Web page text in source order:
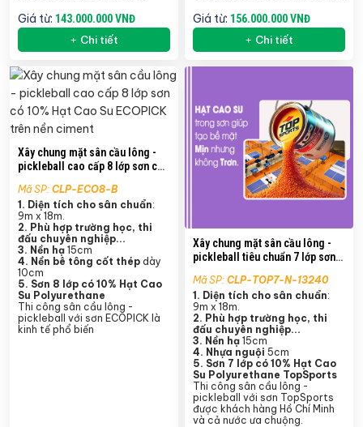
Giá từ: 143.000.000 VNĐ
Chi tiết
Giá từ: 156.000.000 VNĐ
Chi tiết
Xây chung mặt sân cầu lông -
pickleball cao cấp 8 lớp sơn có
nền ciment
Mã SP: CLP-ECO8-B
1. Diện tích cho sân chuẩn:
9m x 18m.
2. Phù hợp trường học, thi
đấu chuyên nghiệp...
3. Nền hạ 15cm
4. Nền bê tông cốt thép dày
10cm
5. Sơn 8 lớp có 10% Hạt Cao
Su Polyurethane
Thi công sân cầu lông -
pickleball với sơn ECOPICK là
kinh tế phổ biến
Xây chung mặt sân cầu lông -
pickleball tiêu chuẩn 7 lớp sơn
trên nền nhựa
Mã SP: CLP-TOP7-N-13240
1. Diện tích cho sân chuẩn:
9m x 18m.
2. Phù hợp trường học, thi
đấu chuyên nghiệp...
3. Nền hạ 15cm
4. Nhựa nguội 5cm
5. Sơn 7 lớp có 10% Hạt Cao
Su Polyurethane TopSports
Thi công sân cầu lông -
pickleball với sơn TopSports
được khách hàng Hồ Chí Minh
và cả nước ưa chuộng.